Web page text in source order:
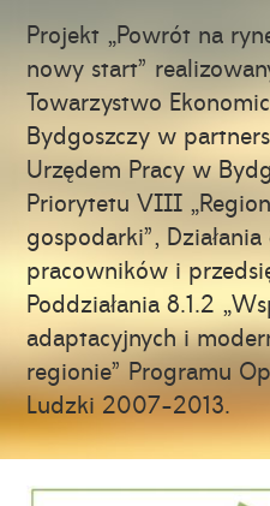
Projekt „Powrót na
nowy start”
Towarzystwo
Bydgoszczy w
Urzędem Pracy w
Priorytetu VIII
gospodarki”, Działania
pracowników i
Poddziałania 8.1.2
adaptacyjnych i
regionie” Programu
Ludzki 2007-2013.